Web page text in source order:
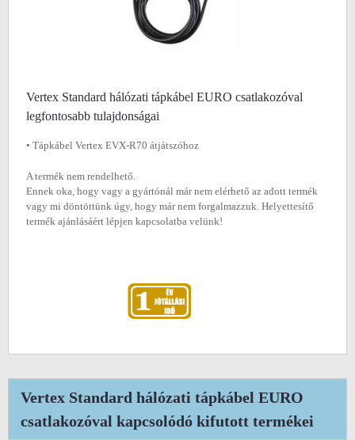
Vertex Standard hálózati tápkábel EURO csatlakozóval
legfontosabb tulajdonságai
• Tápkábel Vertex EVX-R70 átjátszóhoz
A termék nem rendelhető.
Ennek oka, hogy vagy a gyártónál már nem elérhető az adott termék
vagy mi döntöttünk úgy, hogy már nem forgalmazzuk. Helyettesítő
termék ajánlásáért lépjen kapcsolatba velünk!
Vertex Standard hálózati tápkábel EURO
csatlakozóval kapcsolódó kifutott termékei